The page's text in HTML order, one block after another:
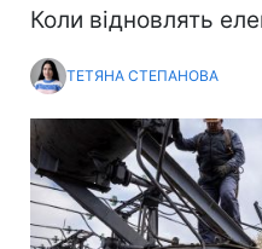
Коли відновлять
ТЕТЯНА СТЕПАНОВА